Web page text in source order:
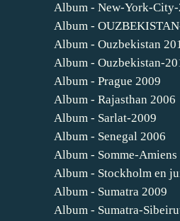
Album - New-York-City-
Album -
Album - Ouzbekistan
Album - Ouzbekistan-
Album - Prague 2009
Album - Rajasthan 2006
Album - Sarlat-2009
Album - Senegal 2006
Album - Somme-Amiens
Album - Stockholm en
Album - Sumatra 2009
Album - Sumatra-